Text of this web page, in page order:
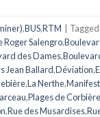
,BUS,RTM Tagged
Roger Salengro,
des Dames,
Jean Ballard,Déviation,
,La Nerthe,
,Plages de
,Rue des Musardises,